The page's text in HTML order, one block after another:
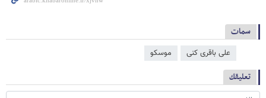
سمات
علی باقری کنی موسكو
تعليقك